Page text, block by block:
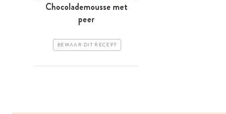
Chocolademousse met
peer
BEWAAR DIT RECEPT